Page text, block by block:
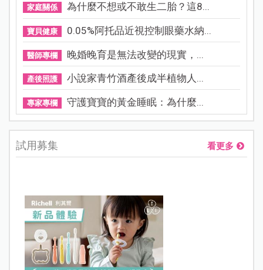
家庭關係 為什麼不想或不敢生二胎？這8...
寶貝健康 0.05%阿托品近視控制眼藥水納...
醫師專欄 晚婚晚育是無法改變的現實，...
產後照護 小說家青竹酒產後成半植物人...
專家專欄 守護寶寶的黃金睡眠：為什麼...
試用募集 看更多